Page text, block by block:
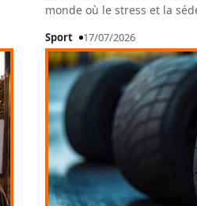
monde où le stress et la
Sport 17/07/2026